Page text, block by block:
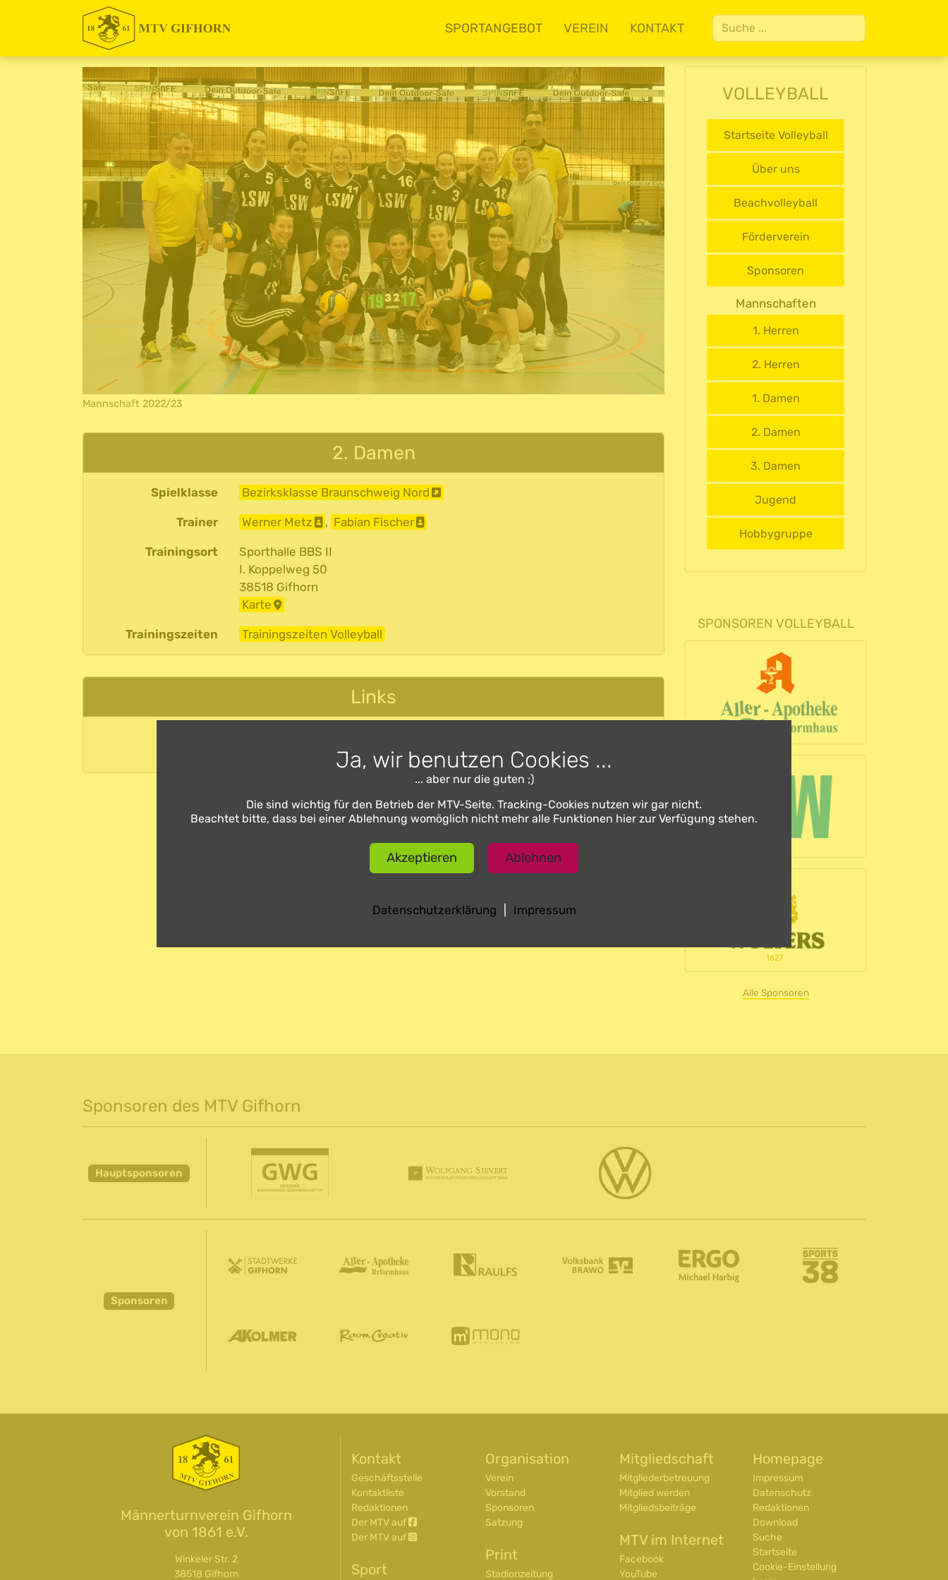
SPORTANGEBOT VEREIN KONTAKT Suchen
Mannschaft 2022/23
2. Damen
Spielklasse Bezirksklasse Braunschweig Nord
Trainer Werner Metz , Fabian Fischer
Trainingsort
Sporthalle BBS II
I. Koppelweg 50
38518 Gifhorn
Karte
Trainingszeiten Trainingszeiten Volleyball
Links
VOLLEYBALL
Startseite Volleyball
Über uns
Beachvolleyball
Förderverein
Sponsoren
Mannschaften
1. Herren
2. Herren
1. Damen
2. Damen
3. Damen
Jugend
Hobbygruppe
SPONSOREN VOLLEYBALL
Alle Sponsoren
Sponsoren des MTV Gifhorn
Hauptsponsoren
Sponsoren
Männerturnverein Gifhorn
von 1861 e.V.
Winkeler Str. 2
38518 Gifhorn
Kontakt
Geschäftsstelle
Kontaktliste
Redaktionen
Der MTV auf
Der MTV auf
Sport
Organisation
Verein
Vorstand
Sponsoren
Satzung
Print
Stadionzeitung
Mitgliedschaft
Mitgliederbetreuung
Mitglied werden
Mitgliedsbeiträge
MTV im Internet
Facebook
YouTube
Homepage
Impressum
Datenschutz
Redaktionen
Download
Suche
Startseite
Cookie-Einstellung
Ja, wir benutzen Cookies ...
... aber nur die guten ;)
Die sind wichtig für den Betrieb der MTV-Seite. Tracking-Cookies nutzen wir gar nicht.
Beachtet bitte, dass bei einer Ablehnung womöglich nicht mehr alle Funktionen hier zur Verfügung stehen.
Akzeptieren Ablehnen
Datenschutzerklärung Impressum